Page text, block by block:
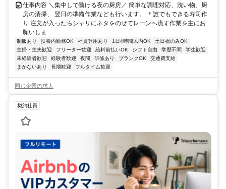
仕事内容 ＼集中して働ける夜の厨房／ 簡単な調理対応、洗い物、厨
房の清掃、 翌日の準備作業なども行います。 ＊誰でもできる寿司作
り 注文が入ったらシャリにネタをのせてレーンへ流す作業を主にお
願いしま...
制服あり 扶養内勤務OK 社員登用あり 1日4時間以内OK
土日祝のみOK
主婦・主夫歓迎
フリーター歓迎 給料前払いOK シフト自由 学歴不問
学生歓迎
未経験者歓迎
経験者歓迎 夜間 研修あり ブランクOK
交通費支給
まかないあり
長期歓迎 フルタイム歓迎
同じ企業の求人
契約社員